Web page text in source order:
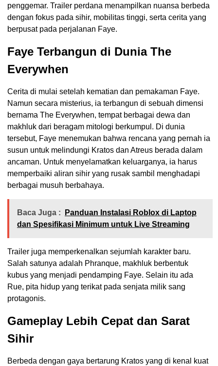
penggemar. Trailer perdana menampilkan nuansa berbeda
dengan fokus pada sihir, mobilitas tinggi, serta cerita yang
berpusat pada perjalanan Faye.
Faye Terbangun di Dunia The
Everywhen
Cerita di mulai setelah kematian dan pemakaman Faye.
Namun secara misterius, ia terbangun di sebuah dimensi
bernama The Everywhen, tempat berbagai dewa dan
makhluk dari beragam mitologi berkumpul. Di dunia
tersebut, Faye menemukan bahwa rencana yang pernah ia
susun untuk melindungi Kratos dan Atreus berada dalam
ancaman. Untuk menyelamatkan keluarganya, ia harus
memperbaiki aliran sihir yang rusak sambil menghadapi
berbagai musuh berbahaya.
Baca Juga :
Panduan Instalasi Roblox di Laptop
dan Spesifikasi Minimum untuk Live Streaming
Trailer juga memperkenalkan sejumlah karakter baru.
Salah satunya adalah Phranque, makhluk berbentuk
kubus yang menjadi pendamping Faye. Selain itu ada
Rue, pita hidup yang terikat pada senjata milik sang
protagonis.
Gameplay Lebih Cepat dan Sarat
Sihir
Berbeda dengan gaya bertarung Kratos yang di kenal kuat